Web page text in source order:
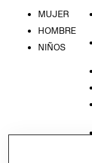
MUJER
HOMBRE
NIÑOS